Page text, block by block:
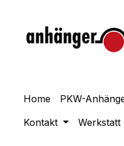
Home PKW-
Kontakt
Werkstatt